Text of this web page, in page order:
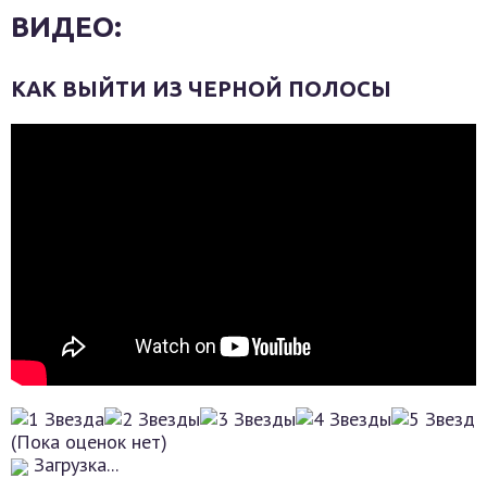
ВИДЕО:
КАК ВЫЙТИ ИЗ ЧЕРНОЙ ПОЛОСЫ
(Пока оценок нет)
Загрузка...